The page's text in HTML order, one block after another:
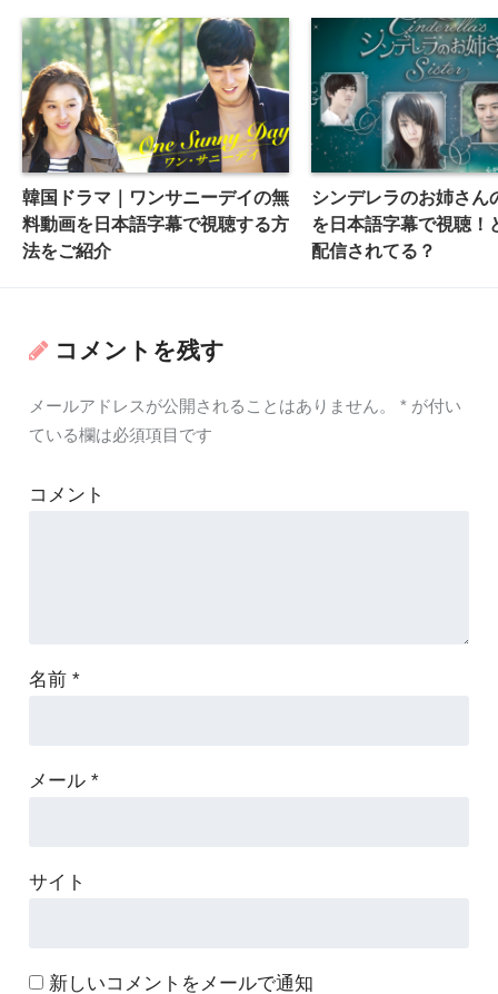
韓国ドラマ｜ワンサニーデイの無
料動画を日本語字幕で視聴する方
法をご紹介
シンデレラのお姉さん
を日本語字幕で視聴！
配信されてる？
コメントを残す
メールアドレスが公開されることはありません。 *が付い
ている欄は必須項目です
コメント
名前 *
メール *
サイト
新しいコメントをメールで通知